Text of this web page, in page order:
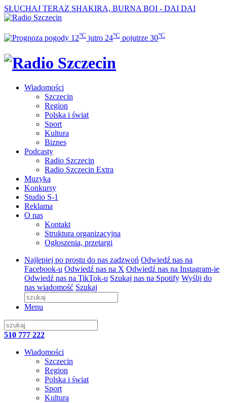
SŁUCHAJ TERAZ SHAKIRA, BURNA BOI - DAI DAI
12°C jutro 24°C pojutrze 30°C
Wiadomości
Szczecin
Region
Polska i świat
Sport
Kultura
Biznes
Podcasty
Radio Szczecin
Radio Szczecin Extra
Muzyka
Konkursy
Studio S-1
Reklama
O nas
Kontakt
Struktura organizacyjna
Ogłoszenia, przetargi
Najlepiej po prostu do nas zadzwoń Odwiedź nas na
Facebook-u Odwiedź nas na X Odwiedź nas na Instagram-ie
Odwiedź nas na TikTok-u Szukaj nas na Spotify Wyślij do
nas wiadomość Szukaj
Menu
510 777 222
Wiadomości
Szczecin
Region
Polska i świat
Sport
Kultura